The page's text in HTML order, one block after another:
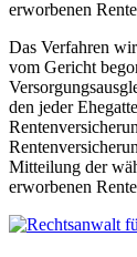
erworbenen
Das Verfahren
vom Gericht
den jeder
Mitteilung der
erworbenen